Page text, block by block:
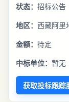
状态： 招标公告
地区： 西藏阿里
金额： 待定
中标单位： 暂无
获取投标跟踪